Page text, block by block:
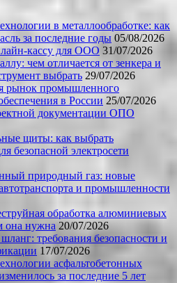
в металлообработке: как
за последние годы 05/08/2026
кассу для ООО 31/07/2026
чем отличается от зенкера и
выбрать 29/07/2026
рынок промышленного
в России 25/07/2026
документации ОПО
щиты: как выбрать
безопасной электросети
природный газ: новые
и промышленности
обработка алюминиевых
она нужна 20/07/2026
требования безопасности и
17/07/2026
асфальтобетонных
за последние 5 лет